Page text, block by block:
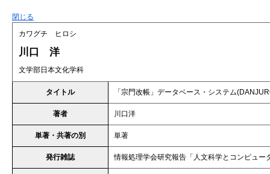
閉じる
カワグチ ヒロシ
川口 洋
文学部日本文化学科
タイトル 「宗門改帳」データベース・システム
著者 川口洋
単著・共著の別 単著
発行雑誌 情報処理学会研究報告「人文科学とコンピュー